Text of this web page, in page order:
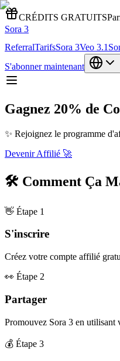
CRÉDITS GRATUITS
Sora 3
ReferralTarifsSora 3Veo 3.1
S'abonner maintenant
Gagnez 20% de
✨ Rejoignez le programme
Devenir Affilié 🚀
🛠️ Comment Ça
👋 Étape 1
S'inscrire
Créez votre compte affilié
👀 Étape 2
Partager
Promouvez Sora 3 en
💰 Étape 3